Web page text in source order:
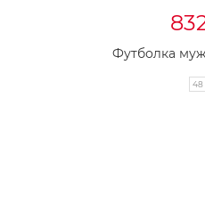
Футболка
48